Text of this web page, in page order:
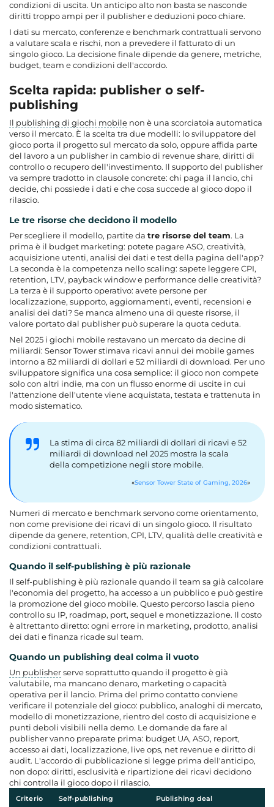
condizioni di uscita. Un anticipo alto non basta se nasconde
diritti troppo ampi per il publisher e deduzioni poco chiare.
I dati su mercato, conferenze e benchmark contrattuali servono
a valutare scala e rischi, non a prevedere il fatturato di un
singolo gioco. La decisione finale dipende da genere, metriche,
budget, team e condizioni dell'accordo.
Scelta rapida: publisher o self-
publishing
Il publishing di giochi mobile non è una scorciatoia automatica
verso il mercato. È la scelta tra due modelli: losviluppatore del
gioco porta il progetto sul mercato da solo, oppure affida parte
del lavoro a un publisher in cambio di revenue share, diritti di
controllo o recupero dell'investimento. Il supporto del publisher
va sempre tradotto in clausole concrete: chi paga il lancio, chi
decide, chi possiede i dati e che cosa succede al gioco dopo il
rilascio.
Le tre risorse che decidono il modello
Per scegliere il modello, partite da tre risorse del team. La
prima è il budget marketing: potete pagare ASO, creatività,
acquisizione utenti, analisi dei dati e test della pagina dell'app?
La seconda è la competenza nello scaling: sapete leggere CPI,
retention, LTV, payback window e performance delle creatività?
La terza è il supporto operativo: avete persone per
localizzazione, supporto, aggiornamenti, eventi, recensioni e
analisi dei dati? Se manca almeno una di queste risorse, il
valore portato dal publisher può superare la quota ceduta.
Nel 2025 i giochi mobile restavano un mercato da decine di
miliardi: Sensor Tower stimava ricavi annui dei mobile games
intorno a 82 miliardi di dollari e 52 miliardi di download. Per uno
sviluppatore significa una cosa semplice: il gioco non compete
solo con altri indie, ma con un flusso enorme di uscite in cui
l'attenzione dell'utente viene acquistata, testata e trattenuta in
modo sistematico.
La stima di circa 82 miliardi di dollari di ricavi e 52
miliardi di download nel 2025 mostra la scala
della competizione negli store mobile.
Sensor Tower State of Gaming, 2026
Numeri di mercato e benchmark servono come orientamento,
non come previsione dei ricavi di un singolo gioco. Il risultato
dipende da genere, retention, CPI, LTV, qualità delle creatività e
condizioni contrattuali.
Quando il self-publishing è più razionale
Il self-publishing è più razionale quando il team sa già calcolare
l'economia del progetto, ha accesso a un pubblico e può gestire
la promozione del gioco mobile. Questo percorso lascia pieno
controllo su IP, roadmap, port, sequel e monetizzazione. Il costo
è altrettanto diretto: ogni errore in marketing, prodotto, analisi
dei dati e finanza ricade sul team.
Quando un publishing deal colma il vuoto
Un publisherserve soprattutto quando il progetto è già
valutabile, ma mancano denaro, marketing o capacità
operativa per il lancio. Prima del primo contatto conviene
verificare il potenziale del gioco: pubblico, analoghi di mercato,
modello di monetizzazione, rientro del costo di acquisizione e
punti deboli visibili nella demo. Le domande da fare al
publisher vanno preparate prima: budget UA, ASO, report,
accesso ai dati, localizzazione, live ops, net revenue e diritto di
audit. L'accordo di pubblicazione si legge prima dell'anticipo,
non dopo: diritti, esclusività e ripartizione dei ricavi decidono
chi controlla il gioco dopo il rilascio.
Criterio Self-publishing Publishing deal